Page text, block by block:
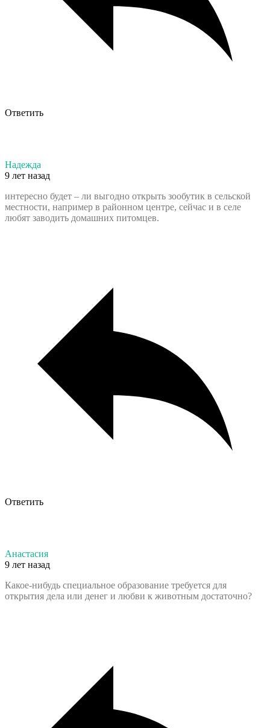
Ответить
Надежда
9 лет назад
интересно будет – ли выгодно открыть зообутик в сельской
местности, например в районном центре, сейчас и в селе
любят заводить домашних питомцев.
Ответить
Анастасия
9 лет назад
Какое-нибудь специальное образование требуется для
открытия дела или денег и любви к животным достаточно?